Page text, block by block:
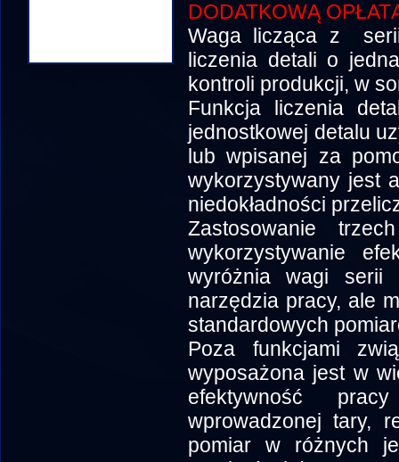
DODATKOWĄ
Waga licząca z
liczenia detali o
kontroli produkcji, w
Funkcja liczenia
jednostkowej detalu
lub wpisanej za
wykorzystywany jest
niedokładności
Zastosowanie
wykorzystywanie
wyróżnia wagi serii
narzędzia pracy, ale
standardowych
Poza funkcjami
wyposażona jest w
efektywność
wprowadzonej tary,
pomiar w różnych